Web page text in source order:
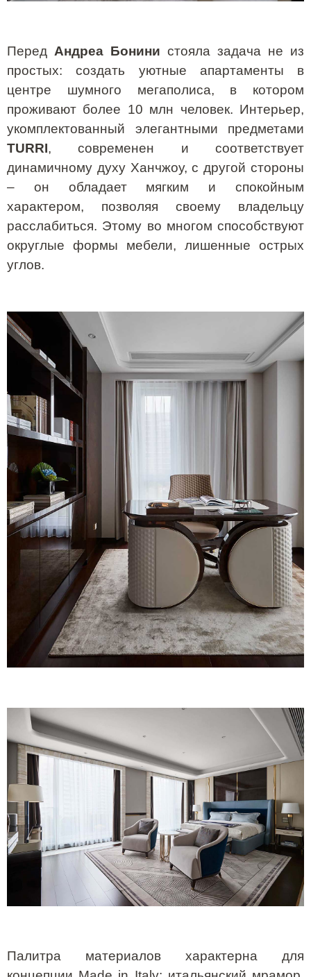
Перед Андреа Бонини стояла задача не из
простых: создать уютные апартаменты в
центре шумного мегаполиса, в котором
проживают более 10 млн человек. Интерьер,
укомплектованный элегантными предметами
TURRI, современен и соответствует
динамичному духу Ханчжоу, с другой стороны
– он обладает мягким и спокойным
характером, позволяя своему владельцу
расслабиться. Этому во многом способствуют
округлые формы мебели, лишенные острых
углов.
Палитра материалов характерна для